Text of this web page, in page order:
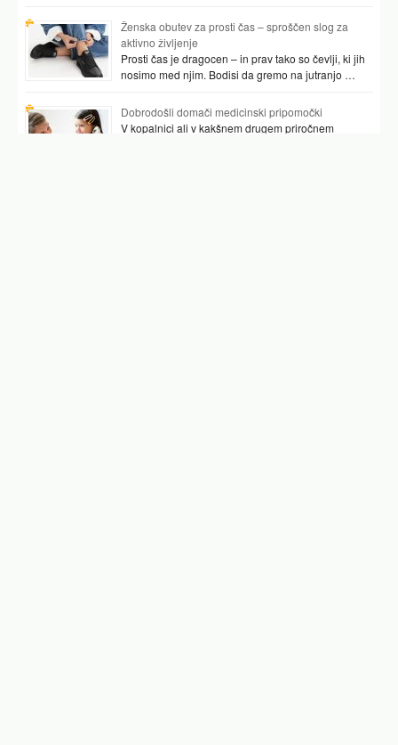
Ženska obutev za prosti čas – sproščen slog za
aktivno življenje
Prosti čas je dragocen – in prav tako so čevlji, ki jih
nosimo med njim. Bodisi da gremo na jutranjo …
Dobrodošli domači medicinski pripomočki
V kopalnici ali v kakšnem drugem priročnem